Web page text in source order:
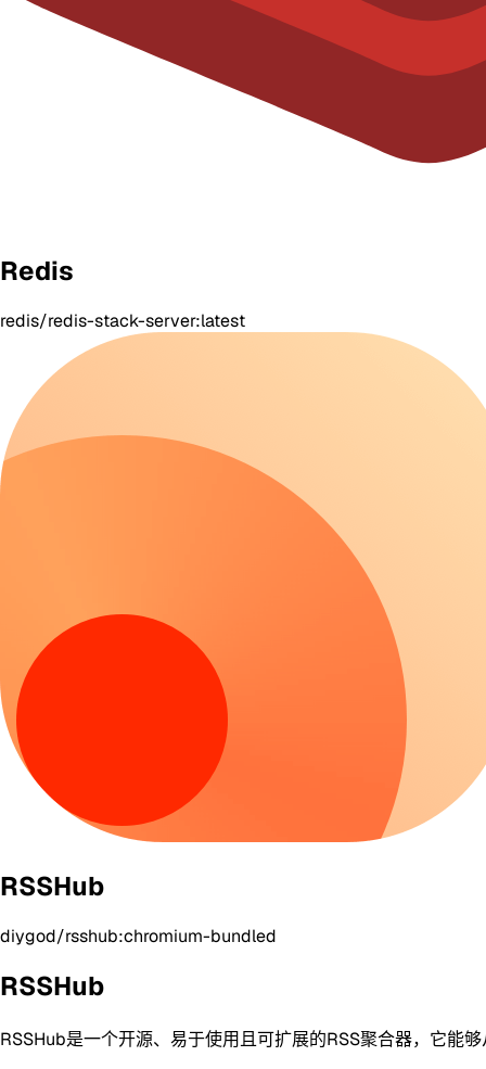
Redis
redis/redis-stack-server:latest
RSSHub
diygod/rsshub:chromium-bundled
RSSHub
RSSHub是一个开源、易于使用且可扩展的RSS聚合器，它能